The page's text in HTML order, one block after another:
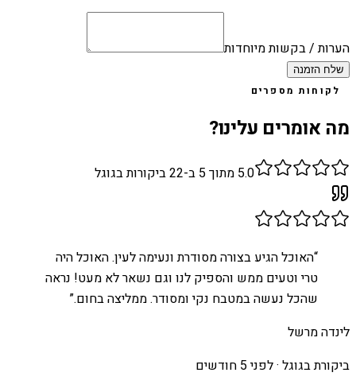
הערות / בקשות מיוחדות
שלח הזמנה
לקוחות מספרים
מה אומרים עלינו?
5.0 מתוך 5 ב- 22ביקורות בגוגל
“האוכל הגיע בצורה מסודרת ונעימה לעין. האוכל היה
טרי וטעים ממש והספיק לנו וגם נשאר לא מעט! נראה
שהכל נעשה במטבח נקי ומסודר. ממליצה בחום.”
לינדה מרשל
ביקורת בגוגל ·לפני 5 חודשים